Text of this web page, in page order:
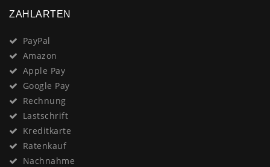
ZAHLARTEN
PayPal
Amazon
Apple Pay
Google Pay
Rechnung
Lastschrift
Kreditkarte
Ratenkauf
Nachnahme